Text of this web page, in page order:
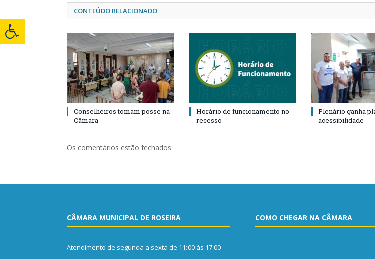
CONTEÚDO RELACIONADO
Conselheiros tomam posse na
Câmara
Horário de funcionamento no
recesso
Plenário ganha
acessibilidade
Os comentários estão fechados.
CÂMARA MUNICIPAL DE ROSEIRA
Atendimento de segunda a sexta de 11:00 às 17:00
COMO CHEGAR NA CÂMARA